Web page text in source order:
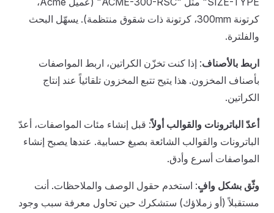
كرتونة 300mm، كرتونة ذات شقوق منتظمة). يسهّل البحث
والفلترة.
اربط بالأصناف: إذا كنت تخزّن الكراتين، اربط المواصفات
بأصناف المخزون. هذا يتيح تتبع المخزون تلقائياً عند إنتاج
الكراتين.
أعدّ الباترونات والقوالب أولاً: قبل إنشاء مئات المواصفات، أعدّ
الباترونات والقوالب الشائعة بصيغ حسابية. عندها يصبح إنشاء
المواصفات أسرع وأدق.
وثّق بشكل وافٍ: استخدم حقول الوصف والملاحظات. أنت
مستقبلاً (أو زملاؤك) ستشكرك حين تحاول معرفة سبب وجود